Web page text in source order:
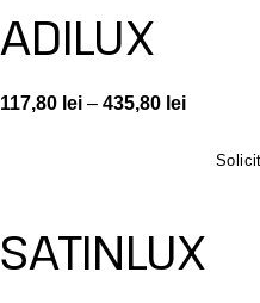
ADILUX
117,80 lei – 435,80 lei
SATINLUX